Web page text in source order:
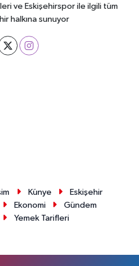
ve Eskişehirspor ile ilgili tüm
halkına sunuyor
Künye
Eskişehir
Ekonomi
Gündem
Yemek Tarifleri